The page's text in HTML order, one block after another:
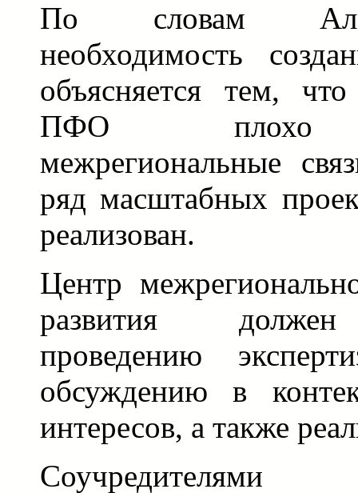
По словам
необходимость
объясняется тем,
ПФО плохо
межрегиональные
ряд масштабных
реализован.
Центр
развития должен
проведению
обсуждению в
интересов, а также